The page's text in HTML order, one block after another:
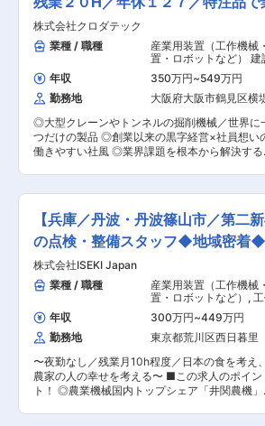
据えた内製化推進 ・制作班（3名／各モール店
長）と連携した体制構築 ・メンバー面談を含む
ネジメントと育成 ■組織構成： EC関連は約20名
で構成されております。 正社員7名、受注・包装
はパートの方が多数いらっしゃいます。 ■キャリ
アパス： EC部門責任者として成果を出した後
は、課長職など上位マネジメントへのステップ
可能です。 EC×組織運営の経験を積み、市場価
を高められます。 ■その他事業について： ◇葬
儀 丹波市・丹波篠山市の家族葬から一般葬儀まで
葬儀後から満中陰もサポートしています。 ◇ギフ
内祝い、ご法事の御供え・粗供養・お中元・御
暮など 丹波市・丹波篠山市のお客様の心に寄
の名産品の加工品・ギフト商品の卸販売をして
ます。 変更の範囲：会社の定める業務
ティングに注力 （適性あれば） └EC関係のお
事 └お客様対応や運営 〇営業（3割）※基本的に
WEB商談で対応 ＊誰に：既存の卸売業者とスー
パー（個人商店や小規模のお客様） ＊何を：
農薬コシヒカリ」をはじめ「枝豆」「黒豆」 ＊
のように：既存ルート営業で取引量の調整や顧客
のニーズを聞いて企画・提案する ※担当顧客数
全体100社ある中で毎月数社ほどで、お米の物価
などに応じて時期によっては顧客数が増減しま
す。 ＜1日の流れ＞ 8:30：朝礼＆ラジオ体操を行
い終礼は現場も一緒に事務所で行います。★残
は基本的に0時間です。直行直帰で営業活動で
輩社員のOJT指導、営業同行を通して徐々に業
を覚えて頂く予定です。未経験の方も安心して
応募ください！ ■教育体制： OJTを中心に業務
指導いたします。ベテラン社員様が多く安心して
就業できる環境がございます。 変更の範囲：会社
の定める業務
株式会社クロダテック
業種 / 職種
産業用装置（工作機械
置・ロボットなど） 建
輸送機器
自動車・自動
年収 350万円~549万円
勤務地
大阪府大阪市鶴見区横
◎大型クレーンやトンネルの掘削機械／世界に
つだけの製品 ◎創業以来の黒字経営×社員想い
働きやすい社風 ◎業界課題を根本から解決する
です。送風機製作から事業を開始し、現在は大
クレーンやトンネル掘削用シールド、運搬装置
ど、土木・建設現場向けのオーダーメイド機械
設計・製造しています。ゼネコンから現場ごと
寄せられる要望に対し、既製品では対応できな
課題を機械設計で解決する点が強み。創業以来黒
字経営を継続し、安定した利益率を背景に、機
の自動化や遠隔操作などスマート施工にも取り
んでいます。 ■職務内容： ゼネコンなどから現
場ごとの依頼を受け、現場課題に応じたカスタム
やオーダーメイド機械の設計業務をお任せしま
す！ 《具体的には...》 ・クレーンや土木建設機
の設計 ・既存設備の改造改良図面の制作 ・計
画、参考図面を2DCAD、3DCADを使って作図
など ★取り扱い商品：https://www.kuroda-
tec.co.jp/product/ ■安心の教育体制！ ＜最初に
【兵庫／丹波・丹波篠山市／第二
の点検・整備スタッフ◆地域密着◆
術職
株式会社ISEKI Japan
業種 / 職種
産業用装置（工作機械
置・ロボットなど） ,
械・ロボット 整備士（
航空機など）
年収 300万円~449万円
勤務地
東京都荒川区西日暮里
〜夜勤なし／残業月10h程度／日本の食を考え、
農家の人の幸せを考える〜 ■この求人のポイン
ト！ ◎農業機械国内トップシェア「井関農機」